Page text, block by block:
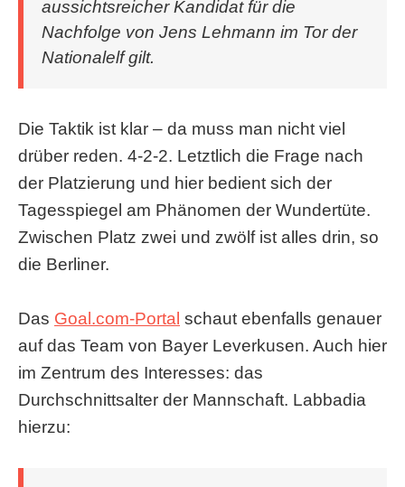
aussichtsreicher Kandidat für die
Nachfolge von Jens Lehmann im Tor der
Nationalelf gilt.
Die Taktik ist klar – da muss man nicht viel
drüber reden. 4-2-2. Letztlich die Frage nach
der Platzierung und hier bedient sich der
Tagesspiegel am Phänomen der Wundertüte.
Zwischen Platz zwei und zwölf ist alles drin, so
die Berliner.
Das Goal.com-Portal schaut ebenfalls genauer
auf das Team von Bayer Leverkusen. Auch hier
im Zentrum des Interesses: das
Durchschnittsalter der Mannschaft. Labbadia
hierzu: